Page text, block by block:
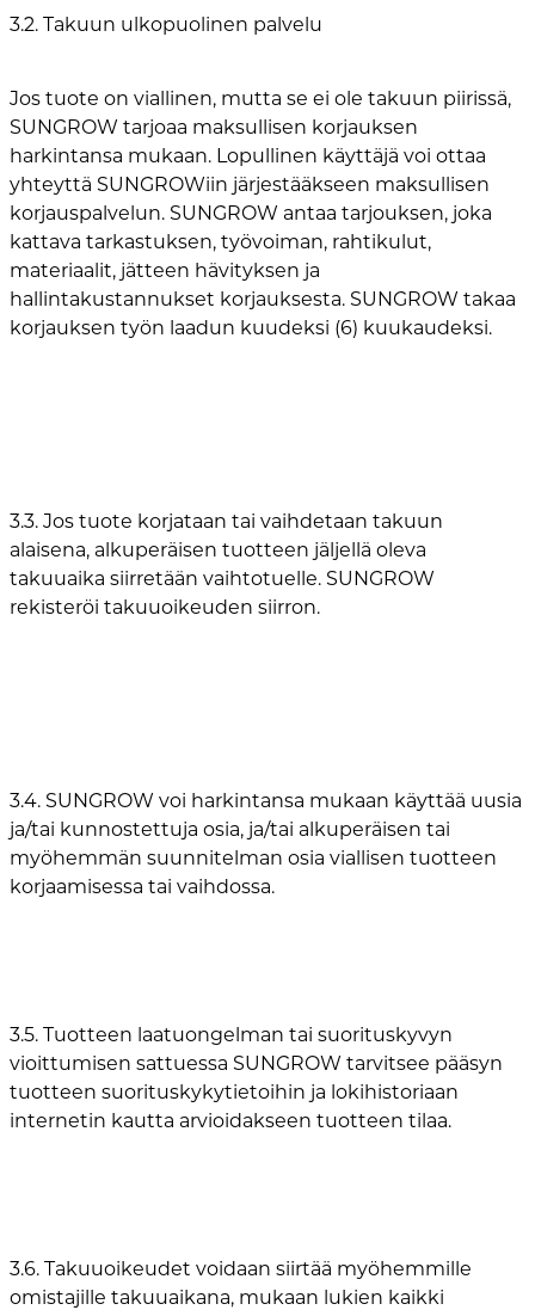
3.2. Takuun ulkopuolinen palvelu
Jos tuote on viallinen, mutta se ei ole takuun piirissä,
SUNGROW tarjoaa maksullisen korjauksen
harkintansa mukaan. Lopullinen käyttäjä voi ottaa
yhteyttä SUNGROWiin järjestääkseen maksullisen
korjauspalvelun. SUNGROW antaa tarjouksen, joka
kattava tarkastuksen, työvoiman, rahtikulut,
materiaalit, jätteen hävityksen ja
hallintakustannukset korjauksesta. SUNGROW takaa
korjauksen työn laadun kuudeksi (6) kuukaudeksi.
3.3. Jos tuote korjataan tai vaihdetaan takuun
alaisena, alkuperäisen tuotteen jäljellä oleva
takuuaika siirretään vaihtotuelle. SUNGROW
rekisteröi takuuoikeuden siirron.
3.4. SUNGROW voi harkintansa mukaan käyttää uusia
ja/tai kunnostettuja osia, ja/tai alkuperäisen tai
myöhemmän suunnitelman osia viallisen tuotteen
korjaamisessa tai vaihdossa.
3.5. Tuotteen laatuongelman tai suorituskyvyn
vioittumisen sattuessa SUNGROW tarvitsee pääsyn
tuotteen suorituskykytietoihin ja lokihistoriaan
internetin kautta arvioidakseen tuotteen tilaa.
3.6. Takuuoikeudet voidaan siirtää myöhemmille
omistajille takuuaikana, mukaan lukien kaikki